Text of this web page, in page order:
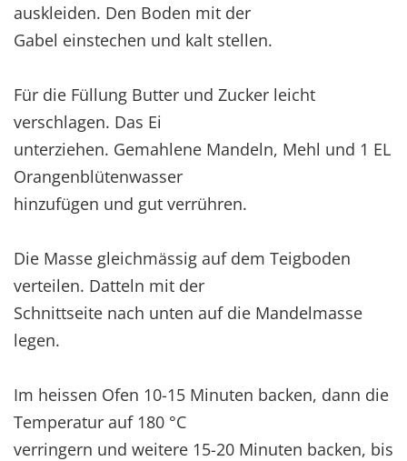
auskleiden. Den Boden mit der
Gabel einstechen und kalt stellen.
Für die Füllung Butter und Zucker leicht
verschlagen. Das Ei
unterziehen. Gemahlene Mandeln, Mehl und 1 EL
Orangenblütenwasser
hinzufügen und gut verrühren.
Die Masse gleichmässig auf dem Teigboden
verteilen. Datteln mit der
Schnittseite nach unten auf die Mandelmasse
legen.
Im heissen Ofen 10-15 Minuten backen, dann die
Temperatur auf 180 °C
verringern und weitere 15-20 Minuten backen, bis